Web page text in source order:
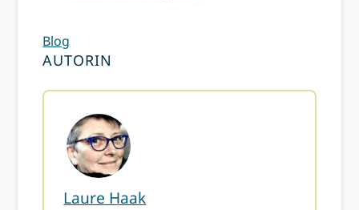
Blog
AUTORIN
Laure Haak